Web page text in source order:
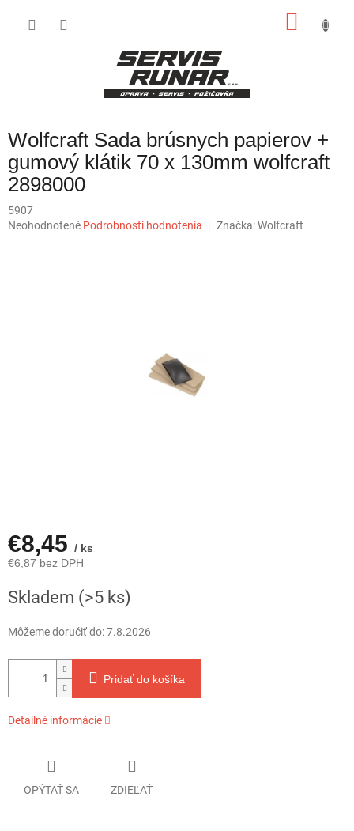
Wolfcraft Sada brúsnych papierov +
gumový klátik 70 x 130mm wolfcraft
2898000
5907
Priemerné
Neohodnotené Podrobnosti hodnotenia Značka:Wolfcraft
€8,45 / ks
€6,87 bez DPH
cena:
Skladem (>5 ks)
Môžeme doručiť do:7.8.2026
Pridať do košíka
Detailné informácie
OPÝTAŤ SA ZDIEĽAŤ